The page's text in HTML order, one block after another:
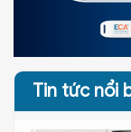
Tin tức nổi